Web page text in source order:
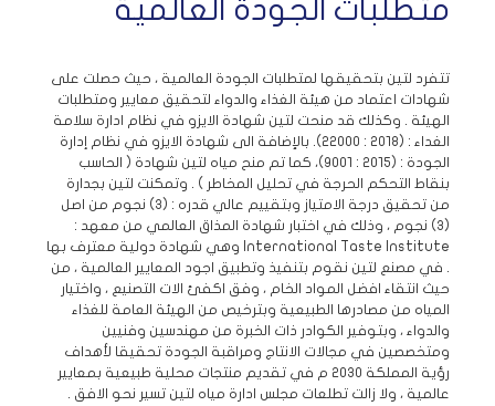
متطلبات الجودة العالمية
تتفرد لتين بتحقيقها لمتطلبات الجودة العالمية ، حيث حصلت على
شهادات اعتماد من هيئة الغذاء والدواء لتحقيق معايير ومتطلبات
الهيئة . وكذلك قد منحت لتين شهادة الايزو في نظام ادارة سلامة
الغداء : (٢٠١٨ : ٢٢٠٠٠). بالإضافة الى شهادة الايزو في نظام إدارة
الجودة : (٢٠١٥ : ٩٠٠١)، كما تم منح مياه لتين شهادة ( الحاسب
بنقاط التحكم الحرجة في تحليل المخاطر ) . وتمكنت لتين بجدارة
من تحقيق درجة الامتياز وبتقييم عالي قدره : (٣) نجوم من اصل
(٣) نجوم ، وذلك في اختبار شهادة المذاق العالمي من معهد :
International Taste Institute وهي شهادة دولية معترف بها
. في مصنع لتين نقوم بتنفيذ وتطبيق اجود المعايير العالمية ، من
حيث انتقاء افضل المواد الخام ، وفق اكفئ الات التصنيع ، واختيار
المياه من مصادرها الطبيعية وبترخيص من الهيئة العامة للغذاء
والدواء ، وبتوفير الكوادر ذات الخبرة من مهندسين وفنيين
ومتخصصين في مجالات الانتاج ومراقبة الجودة تحقيقا لأهداف
رؤية المملكة ٢٠٣٠ م في تقديم منتجات محلية طبيعية بمعايير
عالمية ، ولا زالت تطلعات مجلس ادارة مياه لتين تسير نحو الافق .